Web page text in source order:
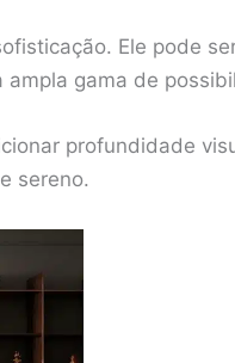
Ele pode
gama de
profundidade
sereno.